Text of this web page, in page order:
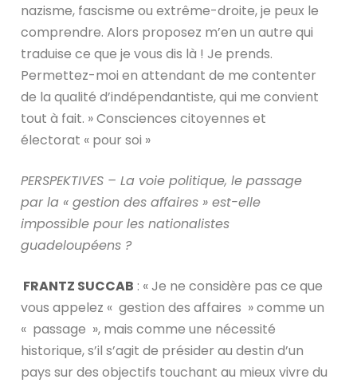
nazisme, fascisme ou extrême-droite, je peux le
comprendre. Alors proposez m’en un autre qui
traduise ce que je vous dis là ! Je prends.
Permettez-moi en attendant de me contenter
de la qualité d’indépendantiste, qui me convient
tout à fait. » Consciences citoyennes et
électorat « pour soi »
PERSPEKTIVES – La voie politique, le passage
par la « gestion des affaires » est-elle
impossible pour les nationalistes
guadeloupéens ?
FRANTZ SUCCAB : « Je ne considère pas ce que
vous appelez « gestion des affaires » comme un
« passage », mais comme une nécessité
historique, s’il s’agit de présider au destin d’un
pays sur des objectifs touchant au mieux vivre du